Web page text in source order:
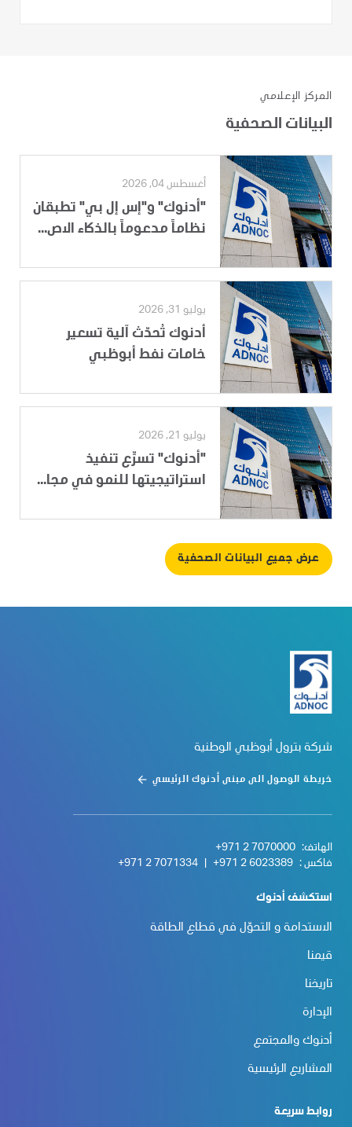
المركز الإعلامي
البيانات الصحفية
أغسطس 04, 2026
"أدنوك" و"إس إل بي" تطبقان
نظاماً مدعوماً بالذكاء الاص...
يوليو 31, 2026
أدنوك تُحدّث آلية تسعير
خامات نفط أبوظبي
يوليو 21, 2026
"أدنوك" تسرِّع تنفيذ
استراتيجيتها للنمو في مجا...
عرض جميع البيانات الصحفية
شركة بترول أبوظبي الوطنية
خريطة الوصول الى مبنى أدنوك الرئيسي
الهاتف: +971 2 7070000
فاكس : +971 2 6023389
+971 2 7071334
استكشف أدنوك
الاستدامة و التحوّل في قطاع الطاقة
قيمنا
تاريخنا
الإدارة
أدنوك والمجتمع
المشاريع الرئيسية
روابط سريعة